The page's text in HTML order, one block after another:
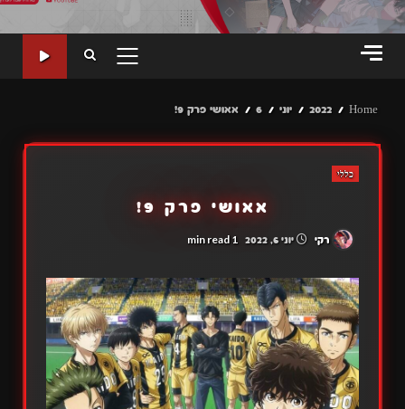
PRIMARY
Home
2022 יוני 6 אאושי פרק 9!
כללי
אאושי פרק 9!
רקי יוני 6, 2022 1 min read